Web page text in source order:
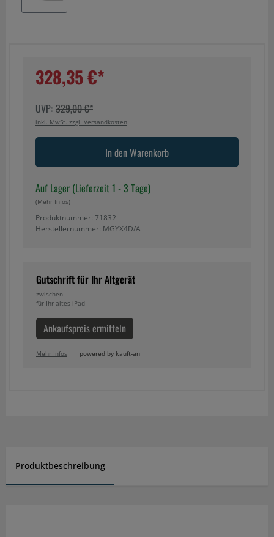
UVP: 329,00 €*
328,35 €*
inkl. MwSt. zzgl. Versandkosten
In den Warenkorb
Auf Lager (Lieferzeit 1 - 3 Tage)
(mehr Infos)
Produktnummer: 71832
Herstellernummer: MGYX4D/A
Gutschrift für Ihr Altgerät
zwischen
für Ihr altes iPad
Ankaufspreis ermitteln
Mehr Infos powered by kauft-an
Produktbeschreibung